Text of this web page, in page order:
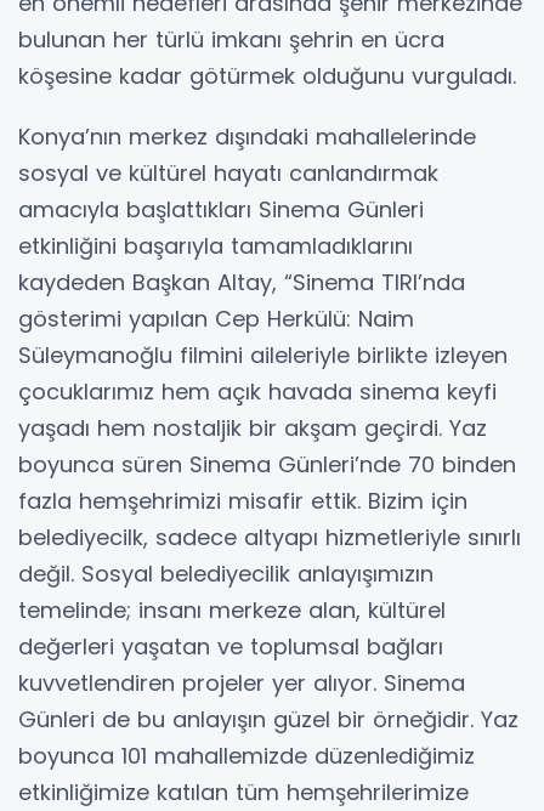
bulunan her türlü imkanı şehrin en ücra
köşesine kadar götürmek olduğunu vurguladı.
Konya’nın merkez dışındaki mahallelerinde
sosyal ve kültürel hayatı canlandırmak
amacıyla başlattıkları Sinema Günleri
etkinliğini başarıyla tamamladıklarını
kaydeden Başkan Altay, “Sinema TIRI’nda
gösterimi yapılan Cep Herkülü: Naim
Süleymanoğlu filmini aileleriyle birlikte izleyen
çocuklarımız hem açık havada sinema keyfi
yaşadı hem nostaljik bir akşam geçirdi. Yaz
boyunca süren Sinema Günleri’nde 70 binden
fazla hemşehrimizi misafir ettik. Bizim için
belediyecilk, sadece altyapı hizmetleriyle sınırlı
değil. Sosyal belediyecilik anlayışımızın
temelinde; insanı merkeze alan, kültürel
değerleri yaşatan ve toplumsal bağları
kuvvetlendiren projeler yer alıyor. Sinema
Günleri de bu anlayışın güzel bir örneğidir. Yaz
boyunca 101 mahallemizde düzenlediğimiz
etkinliğimize katılan tüm hemşehrilerimize